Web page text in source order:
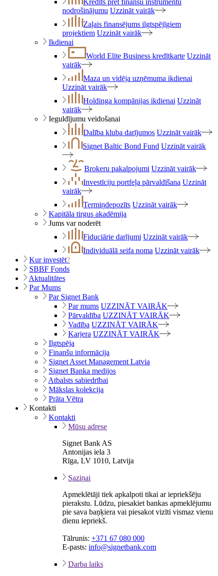
Kredīts pret finanšu instrumentu
nodrošinājumu Uzzināt vairāk
Zaļais finansējums ilgtspējīgiem
projektiem Uzzināt vairāk
Ikdienai
World Elite Business kredītkarte Uzzināt
vairāk
Maza un vidēja uzņēmuma ikdienai
Uzzināt vairāk
Holdinga kompānijas ikdienai Uzzināt
vairāk
Ieguldījumu veidošanai
Dalība kluba darījumos Uzzināt vairāk
Signet Baltic Bond Fund Uzzināt vairāk
Brokeru pakalpojumi Uzzināt vairāk
Investīciju portfeļa pārvaldīšana Uzzināt
vairāk
Termiņdepozīts Uzzināt vairāk
Kapitāla tirgus akadēmija
Jums var noderēt
Fiduciārie darījumi Uzzināt vairāk
Individuālā seifa noma Uzzināt vairāk
Kur investēt?
SBBF Fonds
Aktualitātes
Par Mums
Par Signet Bank
Par mums UZZINĀT VAIRĀK
Pārvaldība UZZINĀT VAIRĀK
Vadība UZZINĀT VAIRĀK
Karjera UZZINĀT VAIRĀK
Ilgtspēja
Finanšu informācija
Signet Asset Management Latvia
Signet Banka medijos
Atbalsts sabiedrībai
Mākslas kolekcija
Prāta Vētra
Kontakti
Kontakti
Mūsu adrese
Signet Bank AS
Antonijas iela 3
Rīga, LV 1010, Latvija
Saziņai
Apmeklētāji tiek apkalpoti tikai ar iepriekšēju
pierakstu. Lūdzu, piesakiet bankas apmeklējumu
pie sava baņķiera vai piesakot vizīti vismaz vienu
dienu iepriekš.
Tālrunis: +371 67 080 000
E-pasts: info@signetbank.com
Darba laiks